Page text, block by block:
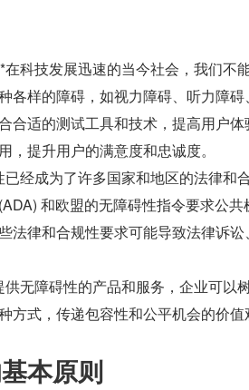
科技发展迅速的当今社会，我们不
各样的障碍，如视力障碍、听力障
合适的测试工具和技术，提高用户
提升用户的满意度和忠诚度。
经成为了许多国家和地区的法律和
和欧盟的无障碍性指令要求公
法律和合规性要求可能导致法律诉
无障碍性的产品和服务，企业可以
式，传递包容性和公平机会的价值
本原则